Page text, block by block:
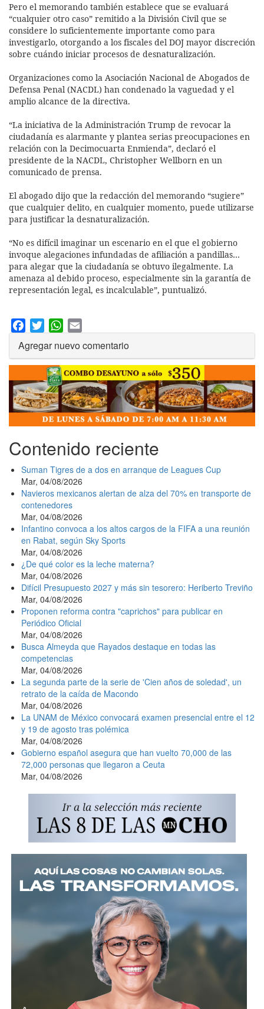
Pero el memorando también establece que se evaluará
“cualquier otro caso” remitido a la División Civil que se
considere lo suficientemente importante como para
investigarlo, otorgando a los fiscales del DOJ mayor discreción
sobre cuándo iniciar procesos de desnaturalización.
Organizaciones como la Asociación Nacional de Abogados de
Defensa Penal (NACDL) han condenado la vaguedad y el
amplio alcance de la directiva.
“La iniciativa de la Administración Trump de revocar la
ciudadanía es alarmante y plantea serias preocupaciones en
relación con la Decimocuarta Enmienda”, declaró el
presidente de la NACDL, Christopher Wellborn en un
comunicado de prensa.
El abogado dijo que la redacción del memorando “sugiere”
que cualquier delito, en cualquier momento, puede utilizarse
para justificar la desnaturalización.
“No es difícil imaginar un escenario en el que el gobierno
invoque alegaciones infundadas de afiliación a pandillas…
para alegar que la ciudadanía se obtuvo ilegalmente. La
amenaza al debido proceso, especialmente sin la garantía de
representación legal, es incalculable”, puntualizó.
Facebook
TwitterWhatsApp
Agregar nuevo comentario
Contenido reciente
Suman Tigres de a dos en arranque de Leagues Cup
Mar, 04/08/2026
Navieros mexicanos alertan de alza del 70% en transporte de
contenedores
Mar, 04/08/2026
Infantino convoca a los altos cargos de la FIFA a una reunión
en Rabat, según Sky Sports
Mar, 04/08/2026
¿De qué color es la leche materna?
Mar, 04/08/2026
Difícil Presupuesto 2027 y más sin tesorero: Heriberto Treviño
Mar, 04/08/2026
Proponen reforma contra "caprichos" para publicar en
Periódico Oficial
Mar, 04/08/2026
Busca Almeyda que Rayados destaque en todas las
competencias
Mar, 04/08/2026
La segunda parte de la serie de 'Cien años de soledad', un
retrato de la caída de Macondo
Mar, 04/08/2026
La UNAM de México convocará examen presencial entre el 12
y 19 de agosto tras polémica
Mar, 04/08/2026
Gobierno español asegura que han vuelto 70,000 de las
72,000 personas que llegaron a Ceuta
Mar, 04/08/2026